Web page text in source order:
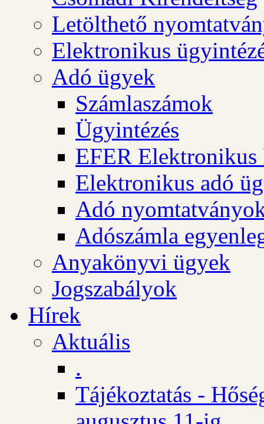
Letölthető
Elektronikus
Adó ügyek
Számlaszámok
Ügyintézés
EFER Elektronikus
Elektronikus adó
Adó
Adószámla
Anyakönyvi ügyek
Jogszabályok
Hírek
Aktuális
.
Tájékoztatás -